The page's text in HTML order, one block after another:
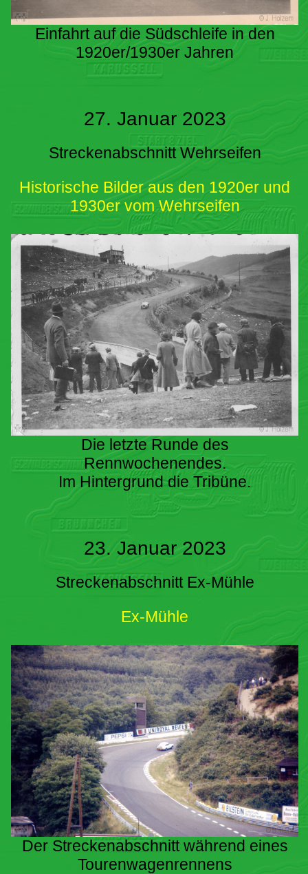
Einfahrt auf die Südschleife in den
1920er/1930er Jahren
27. Januar 2023
Streckenabschnitt Wehrseifen
Historische Bilder aus den 1920er und
1930er vom Wehrseifen
Die letzte Runde des
Rennwochenendes.
Im Hintergrund die Tribüne.
23. Januar 2023
Streckenabschnitt Ex-Mühle
Ex-Mühle
Der Streckenabschnitt während eines
Tourenwagenrennens